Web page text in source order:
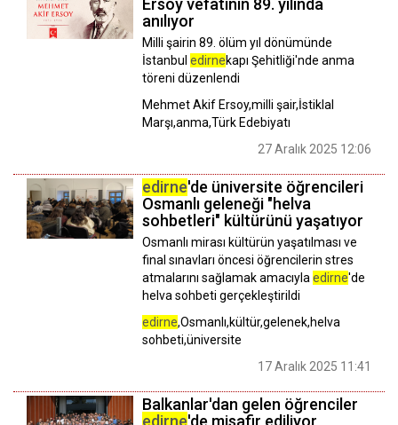
Ersoy vefatının 89. yılında
anılıyor
Milli şairin 89. ölüm yıl dönümünde
İstanbul edirnekapı Şehitliği'nde anma
töreni düzenlendi
Mehmet Akif Ersoy,milli şair,İstiklal
Marşı,anma,Türk Edebiyatı
27 Aralık 2025 12:06
edirne'de üniversite öğrencileri
Osmanlı geleneği "helva
sohbetleri" kültürünü yaşatıyor
Osmanlı mirası kültürün yaşatılması ve
final sınavları öncesi öğrencilerin stres
atmalarını sağlamak amacıylaedirne'de
helva sohbeti gerçekleştirildi
edirne,Osmanlı,kültür,gelenek,helva
sohbeti,üniversite
17 Aralık 2025 11:41
Balkanlar'dan gelen öğrenciler